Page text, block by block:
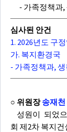
- 가족정책과,
심사된 안건
1. 2026년도 구
가. 복지환경국
- 가족정책과,
○ 위원장송재천
성원이 되었
회 제2차 복지